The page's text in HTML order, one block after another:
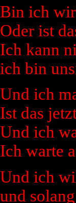
Bin ich
Oder ist
Ich kann
ich bin
Und ich
Ist das
Und ich
Ich warte
Und ich
und